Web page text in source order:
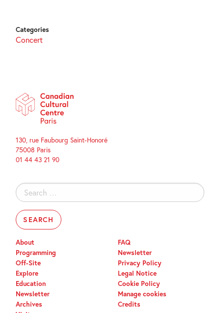
Categories
Concert
130, rue Faubourg Saint-Honoré
75008 Paris
01 44 43 21 90
Search
for:
About
Programming
Off-Site
Explore
Education
Newsletter
Archives
FAQ
Newsletter
Privacy Policy
Legal Notice
Cookie Policy
Manage cookies
Credits